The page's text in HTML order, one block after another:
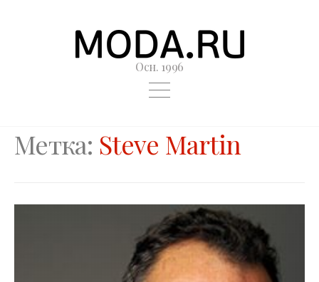
Осн. 1996
Метка: Steve Martin